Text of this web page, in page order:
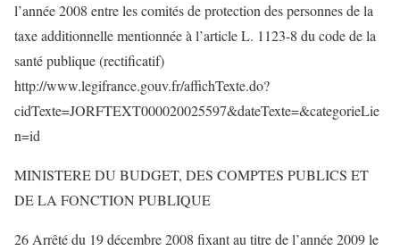
l’année 2008 entre les comités de protection des personnes de la
taxe additionnelle mentionnée à l’article L. 1123-8 du code de la
santé publique (rectificatif)
http://www.legifrance.gouv.fr/affichTexte.do?
cidTexte=JORFTEXT000020025597&dateTexte=&categorieLie
n=id
MINISTERE DU BUDGET, DES COMPTES PUBLICS ET
DE LA FONCTION PUBLIQUE
26 Arrêté du 19 décembre 2008 fixant au titre de l’année 2009 le